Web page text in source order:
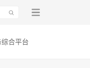
合平台